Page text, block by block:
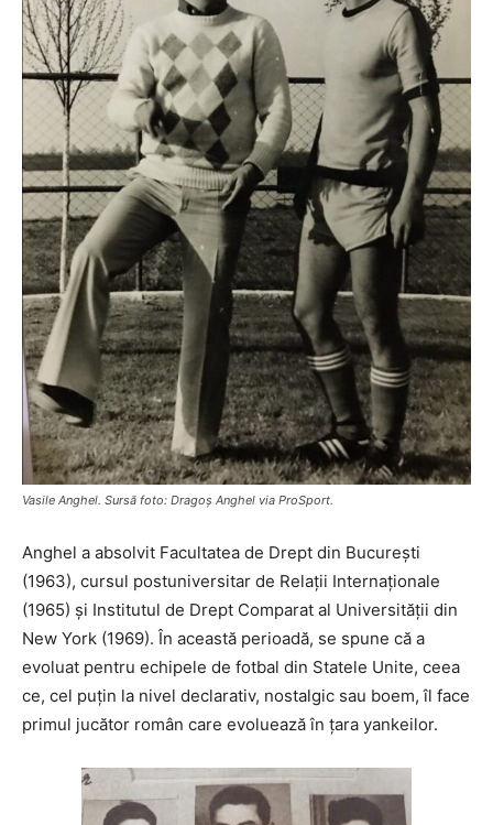
Vasile Anghel. Sursă foto: Dragoş Anghel via ProSport.
Anghel a absolvit Facultatea de Drept din Bucureşti
(1963), cursul postuniversitar de Relaţii Internaţionale
(1965) şi Institutul de Drept Comparat al Universităţii din
New York (1969). În această perioadă, se spune că a
evoluat pentru echipele de fotbal din Statele Unite, ceea
ce, cel puţin la nivel declarativ, nostalgic sau boem, îl face
primul jucător român care evoluează în ţara yankeilor.